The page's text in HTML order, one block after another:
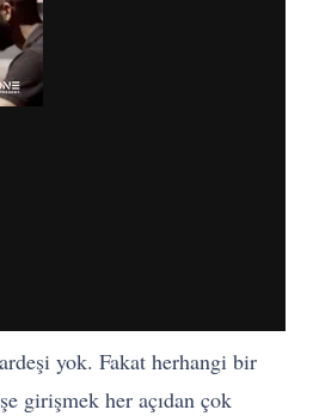
yok. Fakat herhangi bir
girişmek her açıdan çok